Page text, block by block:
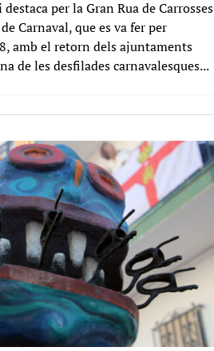
per la Gran Rua de Carrosses
Carnaval, que es va fer per
amb el retorn dels ajuntaments
de les desfilades carnavalesques...